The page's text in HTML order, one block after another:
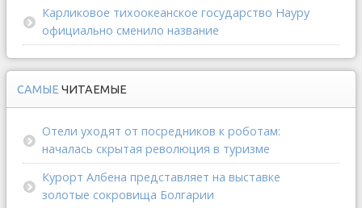
Карликовое тихоокеанское государство Науру
официально сменило название
САМЫЕ ЧИТАЕМЫЕ
Отели уходят от посредников к роботам:
началась скрытая революция в туризме
Курорт Албена представляет на выставке
золотые сокровища Болгарии